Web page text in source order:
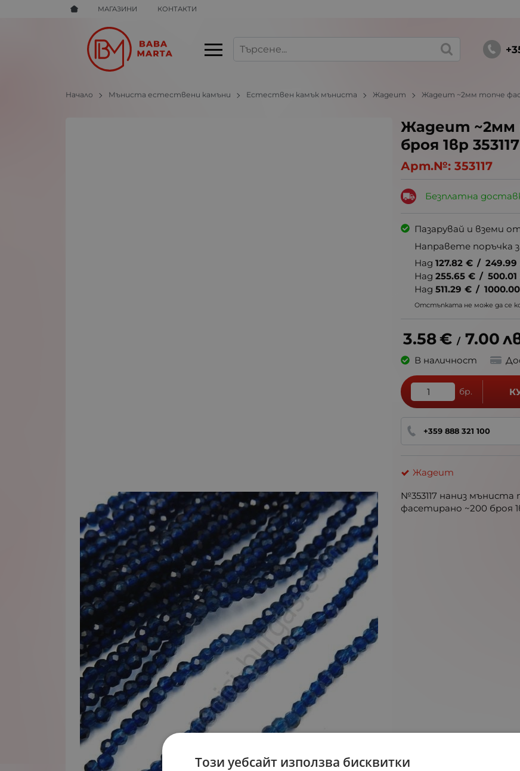
МАГАЗИНИ КОНТАКТИ
Начало Мъниста естествени камъни Естествен камък мъниста Жадеит Жадеит ~2мм топче
Жадеит ~2мм
броя 1вр 353117
Арт.№: 353117
Безплатна
Пазарувай и вземи
Направете поръчка
Над 127.82 € / 249.99
Над 255.65 € / 500.01
Над 511.29 € / 1000.00
Отстъпката не може да се
3.58€ / 7.00
В наличност
бр.
+359 888 321 100
Жадеит
№353117 наниз
фасетирано ~200 броя
Този уебсайт използва бисквитки